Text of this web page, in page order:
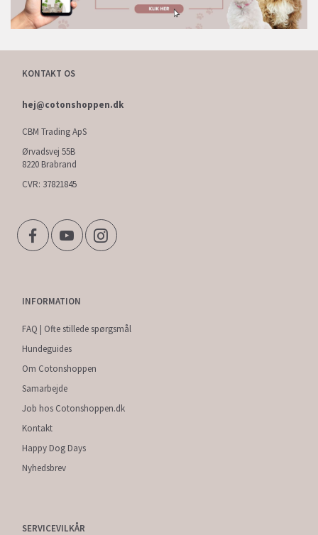
KONTAKT OS
hej@cotonshoppen.dk
CBM Trading ApS
Ørvadsvej 55B
8220 Brabrand
CVR: 37821845
INFORMATION
FAQ | Ofte stillede spørgsmål
Hundeguides
Om Cotonshoppen
Samarbejde
Job hos Cotonshoppen.dk
Kontakt
Happy Dog Days
Nyhedsbrev
SERVICEVILKÅR